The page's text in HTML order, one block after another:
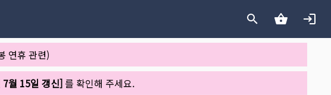
연휴 관련)
월 15일 갱신]를 확인해 주세요.